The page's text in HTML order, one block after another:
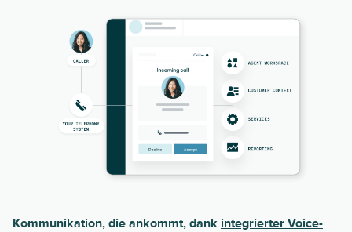
Kommunikation, die ankommt, dank integrierter Voice-